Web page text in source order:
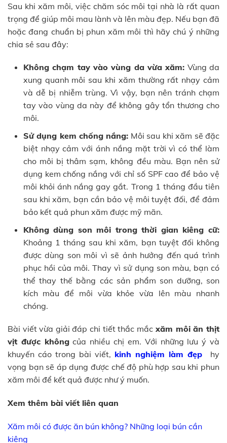
Sau khi xăm môi, việc chăm sóc môi tại nhà là rất quan
trọng để giúp môi mau lành và lên màu đẹp. Nếu bạn đã
hoặc đang chuẩn bị phun xăm môi thì hãy chú ý những
chia sẻ sau đây:
Không chạm tay vào vùng da vừa xăm: Vùng da
xung quanh môi sau khi xăm thường rất nhạy cảm
và dễ bị nhiễm trùng. Vì vậy, bạn nên tránh chạm
tay vào vùng da này để không gây tổn thương cho
môi.
Sử dụng kem chống nắng: Môi sau khi xăm sẽ đặc
biệt nhạy cảm với ánh nắng mặt trời vì có thể làm
cho môi bị thâm sạm, không đều màu. Bạn nên sử
dụng kem chống nắng với chỉ số SPF cao để bảo vệ
môi khỏi ánh nắng gay gắt. Trong 1 tháng đầu tiên
sau khi xăm, bạn cần bảo vệ môi tuyệt đối, để đảm
bảo kết quả phun xăm được mỹ mãn.
Không dùng son môi trong thời gian kiêng cữ:
Khoảng 1 tháng sau khi xăm, bạn tuyệt đối không
được dùng son môi vì sẽ ảnh hưởng đến quá trình
phục hồi của môi. Thay vì sử dụng son màu, bạn có
thể thay thế bằng các sản phẩm son dưỡng, son
kích màu để môi vừa khỏe vừa lên màu nhanh
chóng.
Bài viết vừa giải đáp chi tiết thắc mắcxăm môi ăn thịt
vịt được khôngcủa nhiều chị em. Với những lưu ý và
khuyến cáo trong bài viết, kinh nghiệm làm đẹp
hy
vọng bạn sẽ áp dụng được chế độ phù hợp sau khi phun
xăm môi để kết quả được như ý muốn.
Xem thêm bài viết liên quan
Xăm môi có được ăn bún không? Những loại bún cần
kiêng